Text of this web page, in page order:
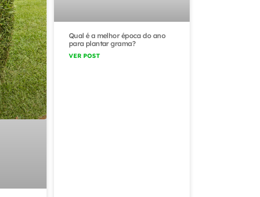
Qual é a melhor época do ano
para plantar grama?
VER POST